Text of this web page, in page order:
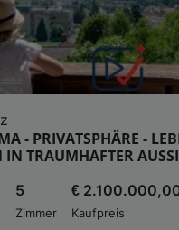
- PRIVATSPHÄRE -
TRAUMHAFTER
5
Zimmer
€
Kaufpreis